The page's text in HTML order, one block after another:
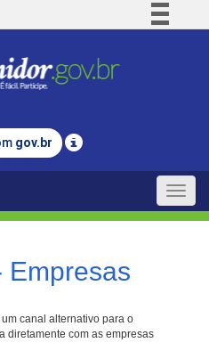
Comunica BR
Legislação
gov.br
Toggle
Empresas
canal alternativo para o
diretamente com as empresas